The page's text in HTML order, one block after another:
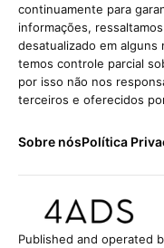
continuamente para
informações,
desatualizado em alguns
temos controle parcial
por isso não nos
terceiros e oferecidos
Sobre nósPolítica
Published and operated